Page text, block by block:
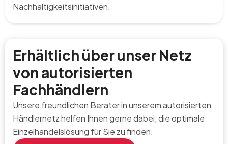
Nachhaltigkeitsinitiativen.
Erhältlich über unser Netz
von autorisierten
Fachhändlern
Unsere freundlichen Berater in unserem autorisierten
Händlernetz helfen Ihnen gerne dabei, die optimale
Einzelhandelslösung für Sie zu finden.